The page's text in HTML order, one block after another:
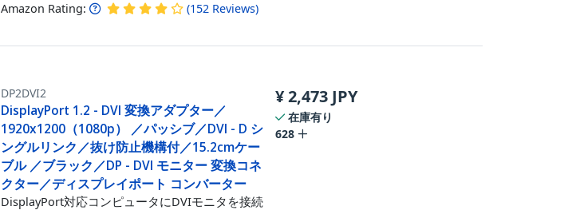
Amazon Rating: (152 Reviews)
DP2DVI2
DisplayPort 1.2 - DVI 変換アダプター／
1920x1200（1080p） ／パッシブ／DVI - D シ
ングルリンク／抜け防止機構付／15.2cmケー
ブル ／ブラック／DP - DVI モニター 変換コネ
クター／ディスプレイポート コンバーター
DisplayPort対応コンピュータにDVIモニタを接続
¥2,473 JPY
在庫有り
628